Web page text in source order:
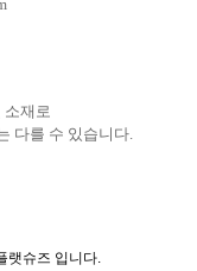
재로
다를 수 있습니다.
랫슈즈 입니다.